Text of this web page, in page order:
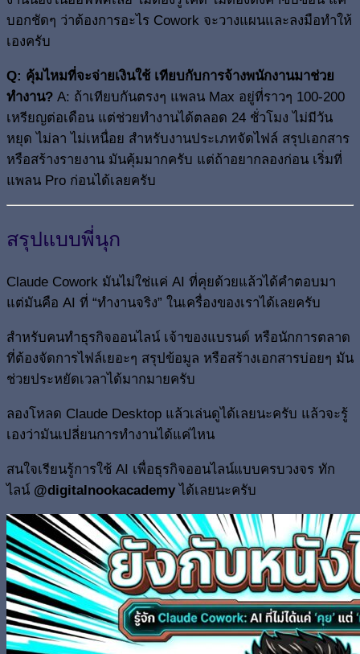
บอกชัดๆ ว่าต้องการอะไร Cowork จะวางแผนและลงมือทำให้
เองครับ
Q: คุ้มไหมที่จะจ่ายเงินใช้ เทียบกับการจ้างพนักงานมาช่วย
ทำงาน? A: ถ้าเทียบกันตรงๆ แพลน Max อยู่ที่ราวๆ 100-200
เหรียญต่อเดือน แต่ช่วยทำงานได้ตลอด 24 ชั่วโมง ไม่มีวัน
หยุด ไม่ลา ไม่เหนื่อย สำหรับงานประเภทจัดไฟล์ สรุปเอกสาร
หรือสร้างรายงาน มันคุ้มมากครับ แต่ถ้าอยากลองก่อน เริ่มที่
แพลน Pro ก่อนได้เลยครับ
สรุปแบบพี่นุก
Claude Cowork มันไม่ใช่แค่ AI ที่คุยด้วยแล้วได้คำตอบมา
แต่มันคือ AI ที่ “ทำงานจริง” ในเครื่องของเราได้เลยครับ
สำหรับคนทำธุรกิจออนไลน์ เจ้าของแบรนด์ หรือนักการตลาด
ที่ต้องจัดการไฟล์เยอะๆ สรุปข้อมูล หรือสร้างเอกสารบ่อยๆ มัน
ช่วยประหยัดเวลาได้มากมายครับ
ลองโหลด Claude Desktop แล้วเล่นดูได้เลยนะครับ แล้วจะรู้
เองว่ามันเปลี่ยนการทำงานได้แค่ไหน
สนใจเรียนรู้การใช้ AI เพื่อธุรกิจออนไลน์แบบครบวงจร ทัก
ไลน์ @digitalnookacademy ได้เลยนะครับ